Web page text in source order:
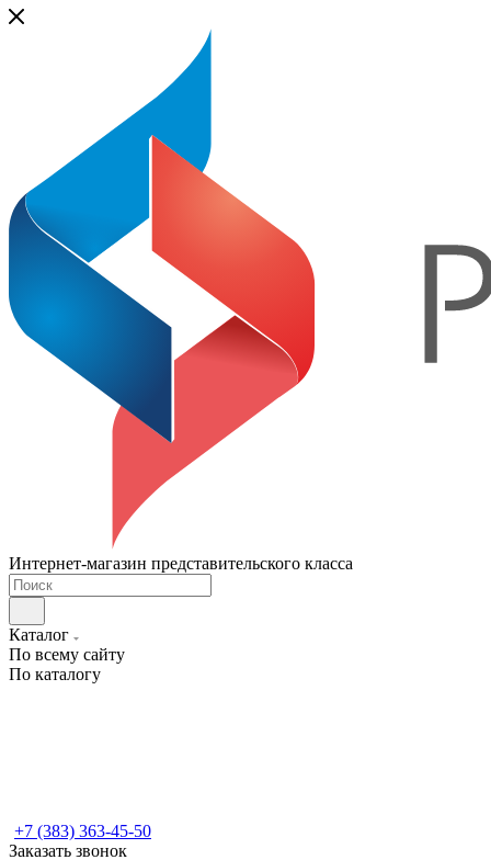
Интернет-магазин представительского класса
Каталог
По всему сайту
По каталогу
+7 (383) 363-45-50
Заказать звонок